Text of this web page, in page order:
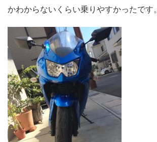
かわからないくらい乗りやすかったです。